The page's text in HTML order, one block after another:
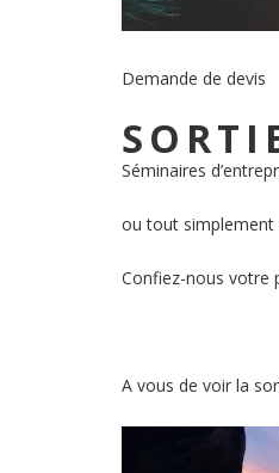
Demande de devis
Séminaires
ou tout simplement
Confiez-nous votre
A vous de voir la